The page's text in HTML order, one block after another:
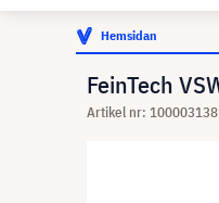
Hemsidan
FeinTech
Artikel nr: